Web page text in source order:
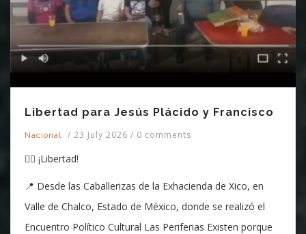
Libertad para Jesús Plácido y Francisco
Nacional / 23 July 2026 / 0 comments
✊🏽 ¡Libertad!
📍 Desde las Caballerizas de la Exhacienda de Xico, en
Valle de Chalco, Estado de México, donde se realizó el
Encuentro Político Cultural Las Periferias Existen porque